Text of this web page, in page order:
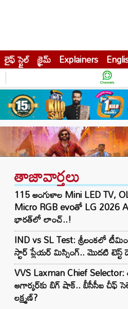
లైఫ్ స్టైల్ క్రైమ్ Explainers
తాజావార్తలు
115 అంగుళాల Mini LED TV,
Micro RGB evoతో LG 2026
భారత్‌లో లాంచ్..!
IND vs SL Test: శ్రీలంకలో
స్టార్ ప్లేయర్ మిస్సింగ్.. మొదటి టెస్ట్
VVS Laxman Chief
అగార్కర్‌కు బిగ్ షాక్.. బీసీసీఐ చీఫ్
లక్ష్మణ్?